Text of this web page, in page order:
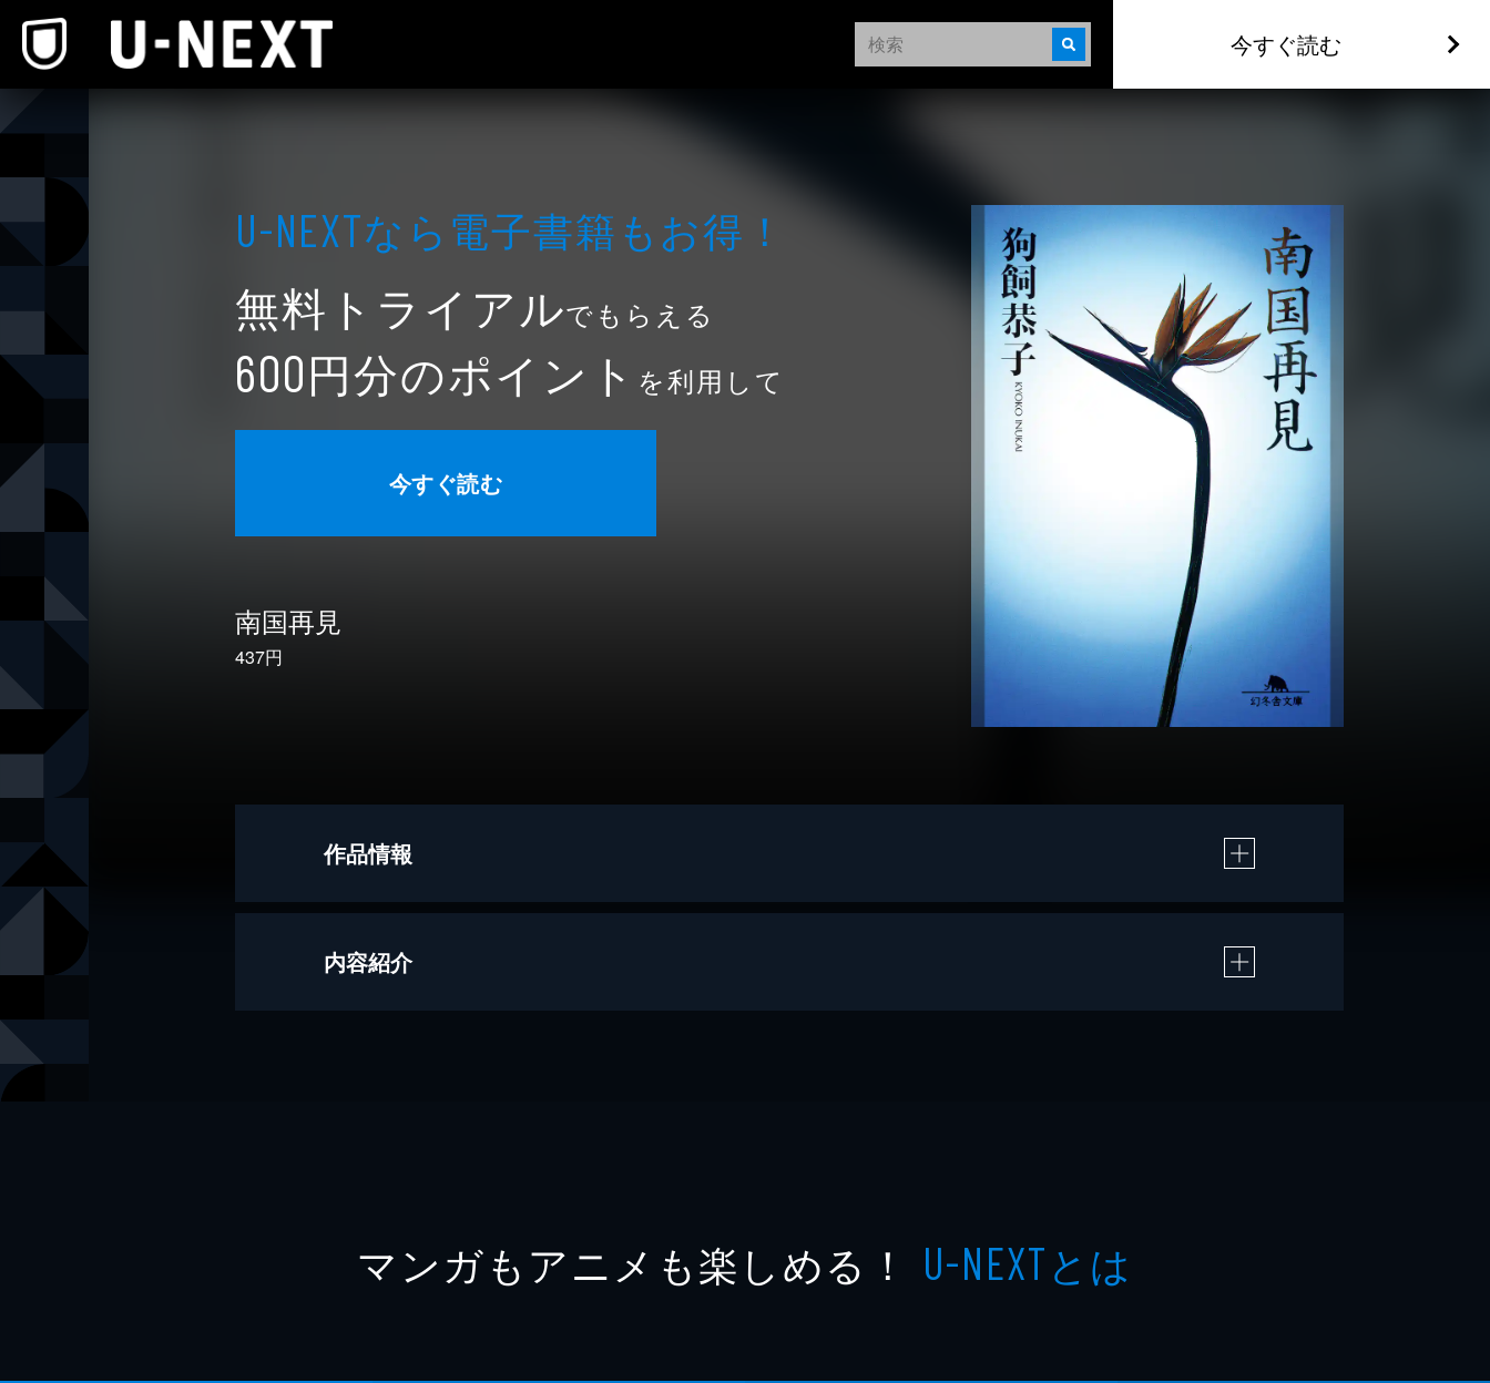
今すぐ読む
U-NEXTなら電⼦書籍もお得！
無料トライアルでもらえる
600円分のポイント を利用して
今すぐ読む
南国再見
437円
作品情報
著者
内容紹介
マンガもアニメも楽しめる！ U-NEXTとは